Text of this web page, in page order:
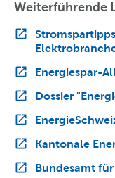
Weiterführende
Energiespar-
Dossier
Kantonale
Bundesamt